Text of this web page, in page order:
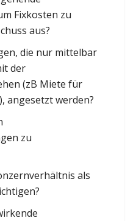
Fixkosten zu
aus?
die nur mittelbar
der
(zB Miete für
angesetzt werden?
zu
als